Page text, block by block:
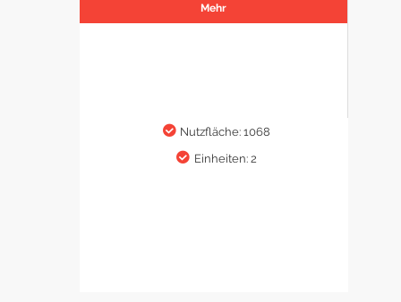
Mehr
Nutzfläche: 1068
Einheiten: 2